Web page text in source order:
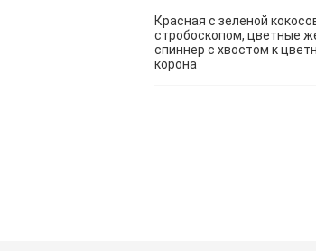
Красная с зеленой
стробоскопом, цветные
спиннер с хвостом к
корона